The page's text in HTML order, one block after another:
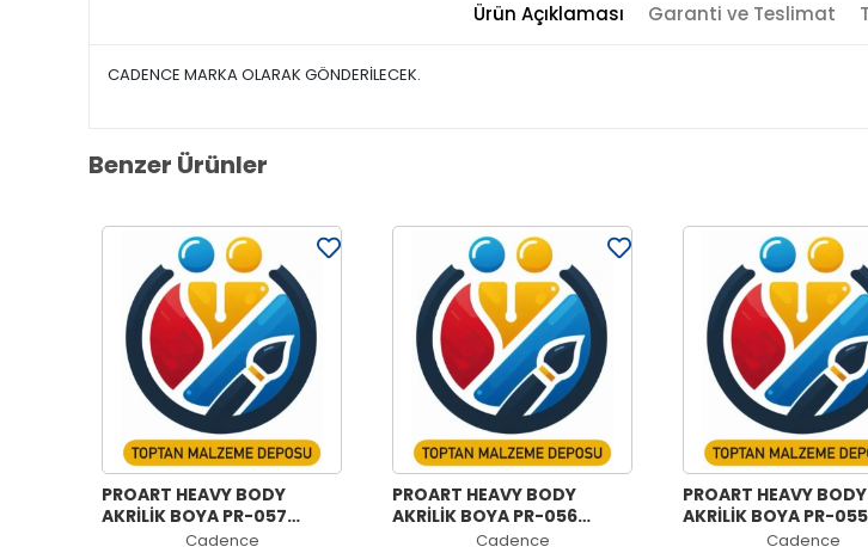
Ürün Açıklaması Garanti ve Teslimat
CADENCE MARKA OLARAK GÖNDERİLECEK.
Benzer Ürünler
PROART HEAVY BODY
AKRİLİK BOYA PR-057
KALICI KOYU YEŞİL 120ML
Cadence
PROART HEAVY BODY
AKRİLİK BOYA PR-056
ULTRAMARİN MENEKŞE
Cadence
PROART HEAVY BODY
AKRİLİK BOYA PR-055
HAZERAN MORU 120ML
Cadence